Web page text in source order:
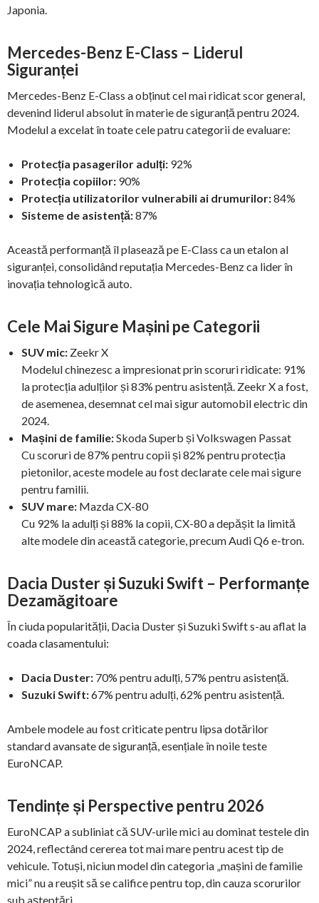
Japonia.
Mercedes-Benz E-Class – Liderul
Siguranței
Mercedes-Benz E-Class a obținut cel mai ridicat scor general,
devenind liderul absolut în materie de siguranță pentru 2024.
Modelul a excelat în toate cele patru categorii de evaluare:
Protecția pasagerilor adulți: 92%
Protecția copiilor: 90%
Protecția utilizatorilor vulnerabili ai drumurilor:84%
Sisteme de asistență:87%
Această performanță îl plasează pe E-Class ca un etalon al
siguranței, consolidând reputația Mercedes-Benz ca lider în
inovația tehnologică auto.
Cele Mai Sigure Mașini pe Categorii
SUV mic: Zeekr X
Modelul chinezesc a impresionat prin scoruri ridicate: 91%
la protecția adulților și 83% pentru asistență. Zeekr X a fost,
de asemenea, desemnat cel mai sigur automobil electric din
2024.
Mașini de familie:Skoda Superb și Volkswagen Passat
Cu scoruri de 87% pentru copii și 82% pentru protecția
pietonilor, aceste modele au fost declarate cele mai sigure
pentru familii.
SUV mare: Mazda CX-80
Cu 92% la adulți și 88% la copii, CX-80 a depășit la limită
alte modele din această categorie, precum Audi Q6 e-tron.
Dacia Duster și Suzuki Swift – Performanțe
Dezamăgitoare
În ciuda popularității, Dacia Duster și Suzuki Swift s-au aflat la
coada clasamentului:
Dacia Duster: 70% pentru adulți, 57% pentru asistență.
Suzuki Swift:67% pentru adulți, 62% pentru asistență.
Ambele modele au fost criticate pentru lipsa dotărilor
standard avansate de siguranță, esențiale în noile teste
EuroNCAP.
Tendințe și Perspective pentru 2026
EuroNCAP a subliniat că SUV-urile mici au dominat testele din
2024, reflectând cererea tot mai mare pentru acest tip de
vehicule. Totuși, niciun model din categoria „mașini de familie
mici” nu a reușit să se califice pentru top, din cauza scorurilor
sub așteptări.